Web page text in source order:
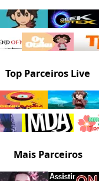
Top Parceiros Live
Mais Parceiros